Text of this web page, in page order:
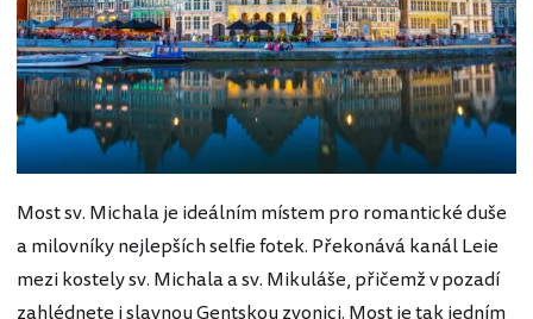
Most sv. Michala je ideálním místem pro romantické duše
a milovníky nejlepších selfie fotek. Překonává kanál Leie
mezi kostely sv. Michala a sv. Mikuláše, přičemž v pozadí